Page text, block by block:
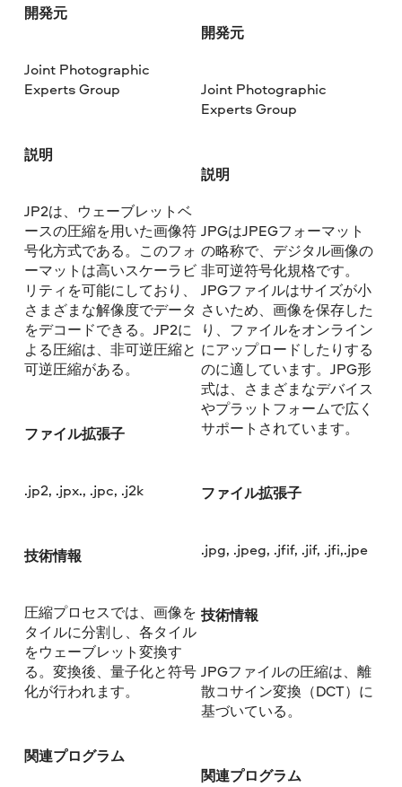
開発元
Joint Photographic
Experts Group
説明
JP2は、ウェーブレットベ
ースの圧縮を用いた画像符
号化方式である。このフォ
ーマットは高いスケーラビ
リティを可能にしており、
さまざまな解像度でデータ
をデコードできる。JP2に
よる圧縮は、非可逆圧縮と
可逆圧縮がある。
ファイル拡張子
.jp2, .jpx., .jpc, .j2k
技術情報
圧縮プロセスでは、画像を
タイルに分割し、各タイル
をウェーブレット変換す
る。変換後、量子化と符号
化が行われます。
関連プログラム
開発元
Joint Photographic
Experts Group
説明
JPGはJPEGフォーマット
の略称で、デジタル画像の
非可逆符号化規格です。
JPGファイルはサイズが小
さいため、画像を保存した
り、ファイルをオンライン
にアップロードしたりする
のに適しています。JPG形
式は、さまざまなデバイス
やプラットフォームで広く
サポートされています。
ファイル拡張子
.jpg, .jpeg, .jfif, .jif, .jfi,.jpe
技術情報
JPGファイルの圧縮は、離
散コサイン変換（DCT）に
基づいている。
関連プログラム